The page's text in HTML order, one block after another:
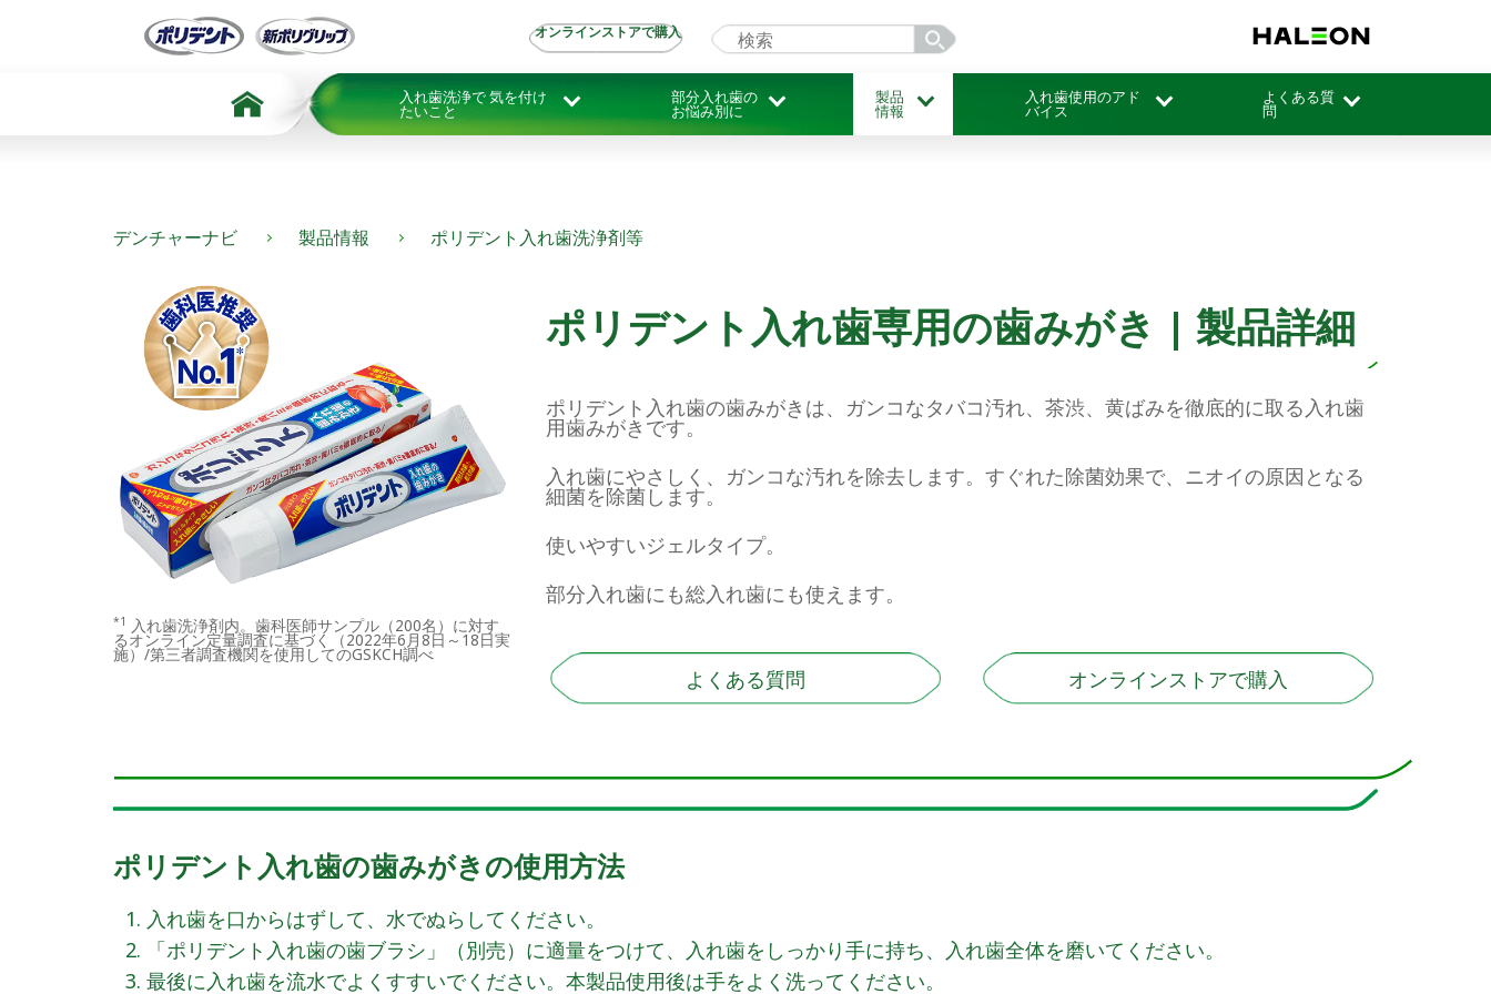
オンラインストアで購入
入れ歯洗浄で 気を付け
たいこと
部分入れ歯の
お悩み別に
製品
情報
入れ歯使用のアド
バイス
よくある質
問
デンチャーナビ 製品情報 ポリデント入れ歯洗浄剤等
*1 入れ歯洗浄剤内。歯科医師サンプル（200名）に対す
るオンライン定量調査に基づく（2022年6月8日～18日実
施）/第三者調査機関を使用してのGSKCH調べ
ポリデント入れ歯専用の歯みがき | 製品詳細
ポリデント入れ歯の歯みがきは、ガンコなタバコ汚れ、茶渋、黄ばみを徹底的に取る入れ歯
用歯みがきです。
入れ歯にやさしく、ガンコな汚れを除去します。すぐれた除菌効果で、ニオイの原因となる
細菌を除菌します。
使いやすいジェルタイプ。
部分入れ歯にも総入れ歯にも使えます。
よくある質問 オンラインストアで購入
ポリデント入れ歯の歯みがきの使用方法
入れ歯を口からはずして、水でぬらしてください。
「ポリデント入れ歯の歯ブラシ」（別売）に適量をつけて、入れ歯をしっかり手に持ち、入れ歯全体を磨いてください。
最後に入れ歯を流水でよくすすいでください。本製品使用後は手をよく洗ってください。